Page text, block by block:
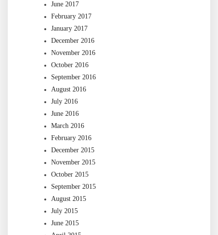
June 2017
February 2017
January 2017
December 2016
November 2016
October 2016
September 2016
August 2016
July 2016
June 2016
March 2016
February 2016
December 2015
November 2015
October 2015
September 2015
August 2015
July 2015
June 2015